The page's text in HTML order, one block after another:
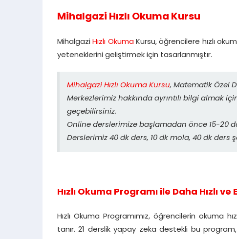
Mihalgazi Hızlı Okuma Kursu
MihalgaziHızlı OkumaKursu, öğrencilere hızlı
yeteneklerini geliştirmek için tasarlanmıştır.
Mihalgazi Hızlı Okuma Kursu, Matematik Özel
Merkezlerimiz hakkında ayrıntılı bilgi almak
geçebilirsiniz.
Online derslerimize başlamadan önce 15-20
Derslerimiz 40 dk ders, 10 dk mola, 40 dk ders
Hızlı Okuma Programı ile Daha Hızlı
Hızlı Okuma Programımız, öğrencilerin okuma
tanır. 21 derslik yapay zeka destekli bu